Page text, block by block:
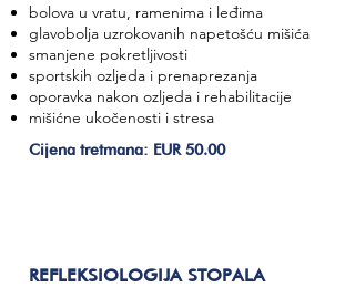
bolova u vratu, ramenima i leđima
glavobolja uzrokovanih napetošću mišića
smanjene pokretljivosti
sportskih ozljeda i prenaprezanja
oporavka nakon ozljeda i rehabilitacije
mišićne ukočenosti i stresa
Cijena tretmana: EUR 50.00
REFLEKSIOLOGIJA STOPALA